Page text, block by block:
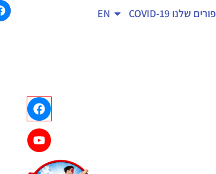
פורים שלנו COVID-19
EN